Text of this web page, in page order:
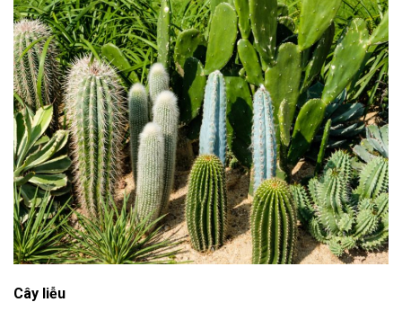
Cây liễu